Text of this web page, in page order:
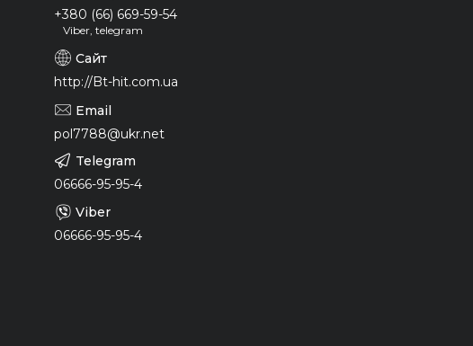
+380 (66) 669-59-54
Viber, telegram
http://Bt-hit.com.ua
pol7788@ukr.net
06666-95-95-4
06666-95-95-4